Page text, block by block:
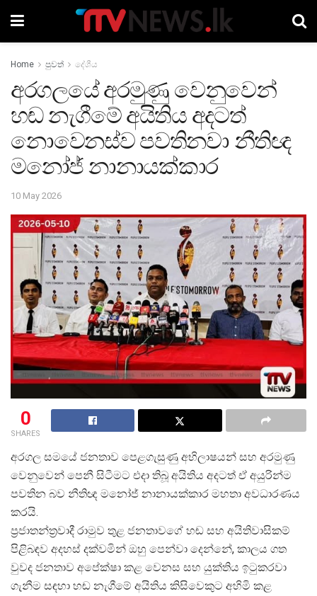
Home පුවත් දේශීය
අරගලයේ අරමුණු වෙනුවෙන්
හඬ නැගීමේ අයිතිය අදටත්
නොවෙනස්ව පවතිනවා නීතිඥ
මනෝජ් නානායක්කාර
10 May 2026
0
SHARES
අරගල සමයේ ජනතාව පෙළගැසුණු අභිලාෂයන් සහ අරමුණු
වෙනුවෙන් පෙනී සිටීමට එදා තිබූ අයිතිය අදටත් ඒ අයුරින්ම
පවතින බව නීතිඥ මනෝජ් නානායක්කාර මහතා අවධාරණය
කරයි.
ප්රජාතන්ත්රවාදී රාමුව තුළ ජනතාවගේ හඬ සහ අයිතිවාසිකම්
පිළිබඳව අදහස් දක්වමින් ඔහු පෙන්වා දෙන්නේ, කාලය ගත
වුවද ජනතාව අපේක්ෂා කළ වෙනස සහ යුක්තිය ඉටුකරවා
ගැනීම සඳහා හඬ නැගීමේ අයිතිය කිසිවෙකුට අහිමි කළ